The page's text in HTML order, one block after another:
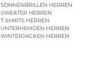
SONNENBRILLEN HERREN
SWEATER HERREN
T-SHIRTS HERREN
UNTERHEMDEN HERREN
WINTERJACKEN HERREN